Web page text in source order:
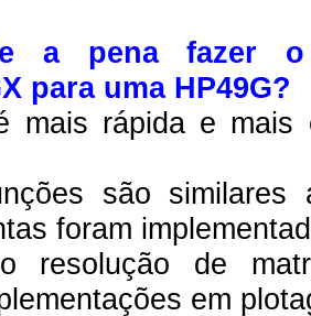
a pena fazer o
para uma HP49G?
mais rápida e mais
são
foram
resolução de
em